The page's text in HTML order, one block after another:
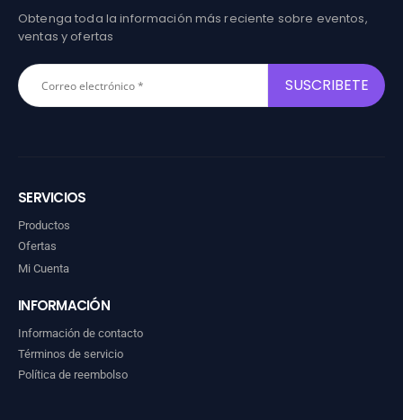
Obtenga toda la información más reciente sobre eventos,
ventas y ofertas
SERVICIOS
Productos
Ofertas
Mi Cuenta
INFORMACIÓN
Información de contacto
Términos de servicio
Política de reembolso